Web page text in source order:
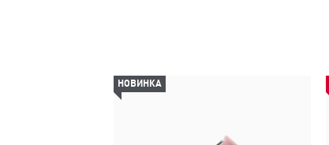
НОВИНКА